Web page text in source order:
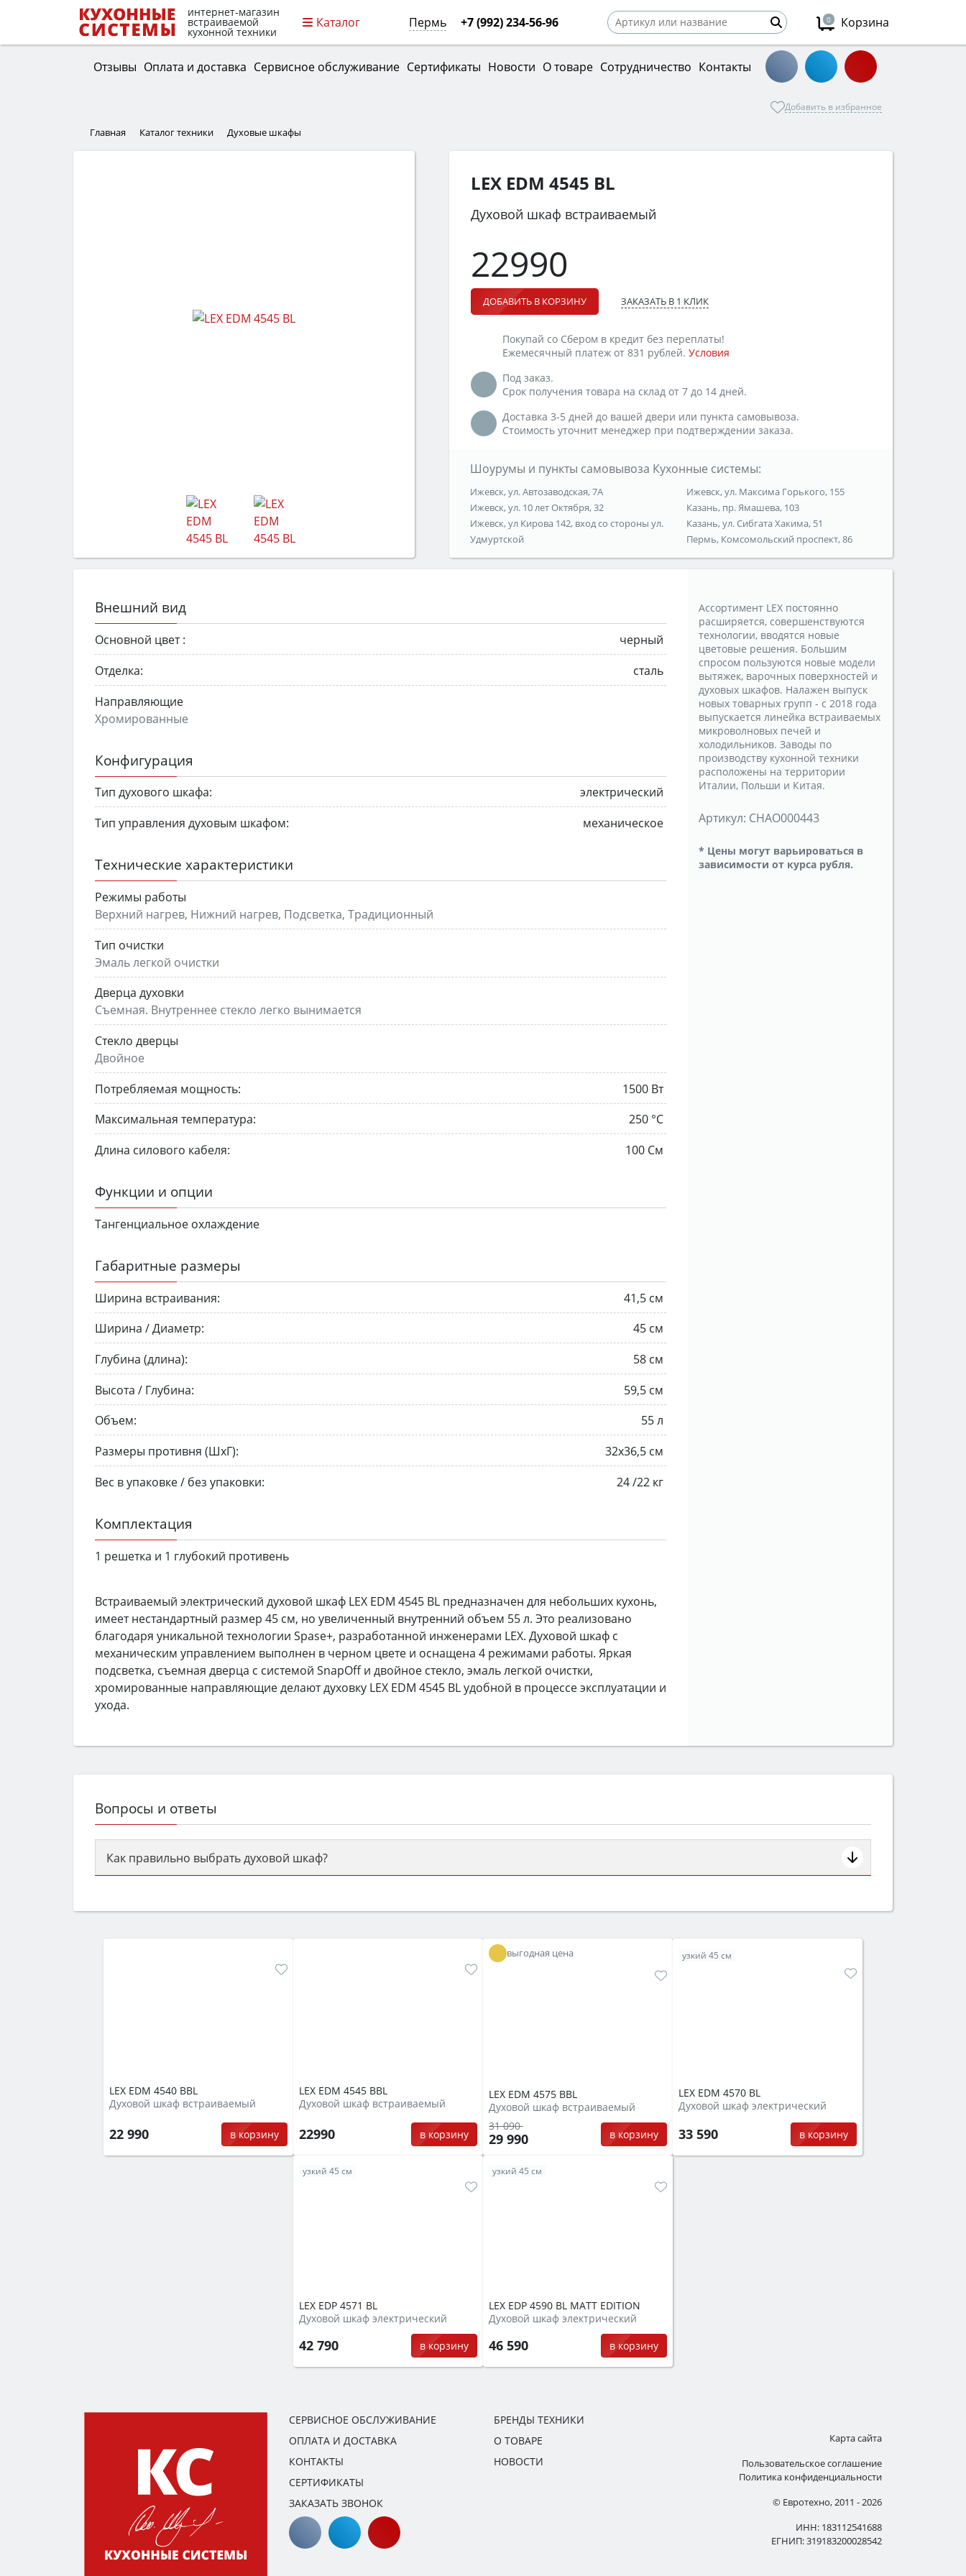
интернет-магазин
встраиваемой
кухонной техники
Каталог Пермь +7 (992) 234-56-96 0 Корзина
Отзывы Оплата и доставка Сервисное обслуживание Сертификаты Новости О товаре Сотрудничество Контакты
Добавить в избранное
Главная Каталог техники Духовые шкафы
LEX EDM 4545 BL
Духовой шкаф встраиваемый
22990
ДОБАВИТЬ В КОРЗИНУ ЗАКАЗАТЬ В 1 КЛИК
Покупай со Сбером в кредит без переплаты!
Ежемесячный платеж от 831 рублей. Условия
Под заказ.
Срок получения товара на склад от 7 до 14 дней.
Доставка 3-5 дней до вашей двери или пункта самовывоза.
Стоимость уточнит менеджер при подтверждении заказа.
Шоурумы и пункты самовывоза Кухонные системы:
Ижевск, ул. Автозаводская, 7А
Ижевск, ул. 10 лет Октября, 32
Ижевск, ул Кирова 142, вход со стороны ул.
Удмуртской
Ижевск, ул. Максима Горького, 155
Казань, пр. Ямашева, 103
Казань, ул. Сибгата Хакима, 51
Пермь, Комсомольский проспект, 86
Внешний вид
Основной цвет :
черный
Отделка:
сталь
Направляющие
Хромированные
Конфигурация
Тип духового шкафа:
электрический
Тип управления духовым шкафом:
механическое
Технические характеристики
Режимы работы
Верхний нагрев, Нижний нагрев, Подсветка, Традиционный
Тип очистки
Эмаль легкой очистки
Дверца духовки
Съемная. Внутреннее стекло легко вынимается
Стекло дверцы
Двойное
Потребляемая мощность:
1500 Вт
Максимальная температура:
250 °С
Длина силового кабеля:
100 См
Функции и опции
Тангенциальное охлаждение
Габаритные размеры
Ширина встраивания:
41,5 см
Ширина / Диаметр:
45 см
Глубина (длина):
58 см
Высота / Глубина:
59,5 см
Объем:
55 л
Размеры противня (ШхГ):
32х36,5 см
Вес в упаковке / без упаковки:
24 /22 кг
Комплектация
1 решетка и 1 глубокий противень
Встраиваемый электрический духовой шкаф LEX EDM 4545 BL предназначен для небольших кухонь,
имеет нестандартный размер 45 см, но увеличенный внутренний объем 55 л. Это реализовано
благодаря уникальной технологии Spase+, разработанной инженерами LEX. Духовой шкаф с
механическим управлением выполнен в черном цвете и оснащена 4 режимами работы. Яркая
подсветка, съемная дверца с системой SnapOff и двойное стекло, эмаль легкой очистки,
хромированные направляющие делают духовку LEX EDM 4545 BL удобной в процессе эксплуатации и
ухода.
Ассортимент LEX постоянно
расширяется, совершенствуются
технологии, вводятся новые
цветовые решения. Большим
спросом пользуются новые модели
вытяжек, варочных поверхностей и
духовых шкафов. Налажен выпуск
новых товарных групп - с 2018 года
выпускается линейка встраиваемых
микроволновых печей и
холодильников. Заводы по
производству кухонной техники
расположены на территории
Италии, Польши и Китая.
Артикул: CHAO000443
* Цены могут варьироваться в
зависимости от курса рубля.
Вопросы и ответы
Как правильно выбрать духовой шкаф?
семьи, класс энергопотребления не ниже A и нужные функции (конвекция, гриль, самоочистка, защита от детей).
LEX EDM 4540 BBL
Духовой шкаф встраиваемый
22 990 в корзину
LEX EDM 4545 BBL
Духовой шкаф встраиваемый
22990 в корзину
выгодная цена
LEX EDM 4575 BBL
Духовой шкаф встраиваемый
31 090
29 990 в корзину
узкий 45 см
LEX EDM 4570 BL
Духовой шкаф электрический
33 590 в корзину
узкий 45 см
LEX EDP 4571 BL
Духовой шкаф электрический
42 790 в корзину
узкий 45 см
LEX EDP 4590 BL MATT EDITION
Духовой шкаф электрический
46 590 в корзину
СЕРВИСНОЕ ОБСЛУЖИВАНИЕ
ОПЛАТА И ДОСТАВКА
КОНТАКТЫ
СЕРТИФИКАТЫ
ЗАКАЗАТЬ ЗВОНОК
БРЕНДЫ ТЕХНИКИ
О ТОВАРЕ
НОВОСТИ
Карта сайта
Пользовательское соглашение
Политика конфиденциальности
© Евротехно, 2011 - 2026
ИНН: 183112541688
ЕГНИП: 319183200028542